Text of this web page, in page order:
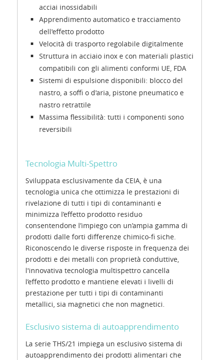
acciai inossidabili
Apprendimento automatico e tracciamento
dell'effetto prodotto
Velocità di trasporto regolabile digitalmente
Struttura in acciaio inox e con materiali plastici
compatibili con gli alimenti conformi UE, FDA
Sistemi di espulsione disponibili: blocco del
nastro, a soffi o d'aria, pistone pneumatico e
nastro retrattile
Massima flessibilità: tutti i componenti sono
reversibili
Tecnologia Multi-Spettro
Sviluppata esclusivamente da CEIA, è una
tecnologia unica che ottimizza le prestazioni di
rivelazione di tutti i tipi di contaminanti e
minimizza l’effetto prodotto residuo
consentendone l’impiego con un’ampia gamma di
prodotti dalle forti differenze chimico-fi siche.
Riconoscendo le diverse risposte in frequenza dei
prodotti e dei metalli con proprietà conduttive,
l'innovativa tecnologia multispettro cancella
l’effetto prodotto e mantiene elevati i livelli di
prestazione per tutti i tipi di contaminanti
metallici, sia magnetici che non magnetici.
Esclusivo sistema di autoapprendimento
La serie THS/21 impiega un esclusivo sistema di
autoapprendimento dei prodotti alimentari che